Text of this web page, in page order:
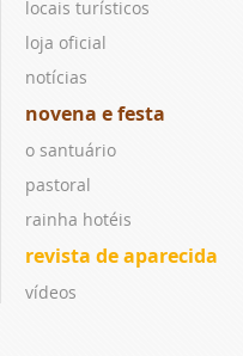
locais turísticos
loja oficial
notícias
novena e festa
o santuário
pastoral
rainha hotéis
revista de aparecida
vídeos